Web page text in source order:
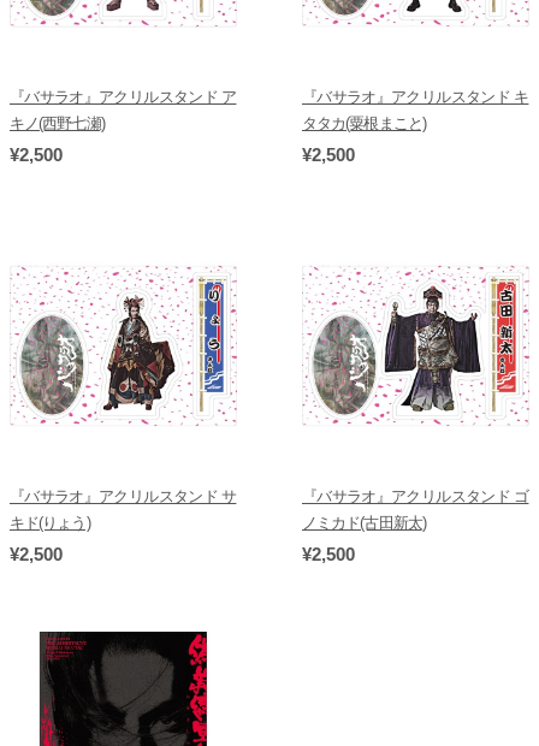
『バサラオ』アクリルスタンド ア
キノ(西野七瀬)
¥2,500
『バサラオ』アクリルスタンド キ
タタカ(粟根まこと)
¥2,500
『バサラオ』アクリルスタンド サ
キド(りょう)
¥2,500
『バサラオ』アクリルスタンド ゴ
ノミカド(古田新太)
¥2,500